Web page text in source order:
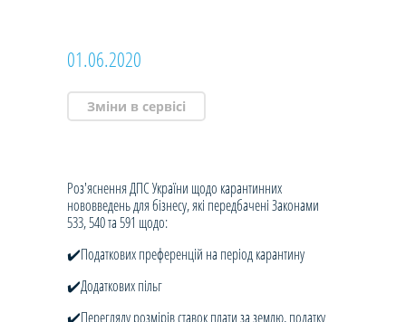
01.06.2020
Зміни в сервісі
Роз'яснення ДПС України щодо карантинних
нововведень для бізнесу, які передбачені Законами
533, 540 та 591 щодо:
✔️Податкових преференцій на період карантину
✔️Додаткових пільг
✔️Перегляду розмірів ставок плати за землю, податку